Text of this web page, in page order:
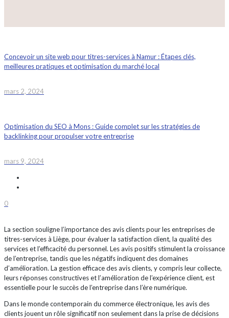
Concevoir un site web pour titres-services à Namur : Étapes clés,
meilleures pratiques et optimisation du marché local
mars 2, 2024
Optimisation du SEO à Mons : Guide complet sur les stratégies de
backlinking pour propulser votre entreprise
mars 9, 2024
0
La section souligne l’importance des avis clients pour les entreprises de
titres-services à Liège, pour évaluer la satisfaction client, la qualité des
services et l’efficacité du personnel. Les avis positifs stimulent la croissance
de l’entreprise, tandis que les négatifs indiquent des domaines
d’amélioration. La gestion efficace des avis clients, y compris leur collecte,
leurs réponses constructives et l’amélioration de l’expérience client, est
essentielle pour le succès de l’entreprise dans l’ère numérique.
Dans le monde contemporain du commerce électronique, les avis des
clients jouent un rôle significatif non seulement dans la prise de décisions